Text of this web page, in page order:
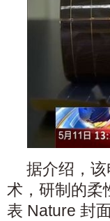
据介绍，
术，研制的柔
表 Nature 封